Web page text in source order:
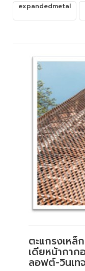
expandedmetal
ตะแกรงเห
เดียหน้ากา
ลอฟต์-วินเท